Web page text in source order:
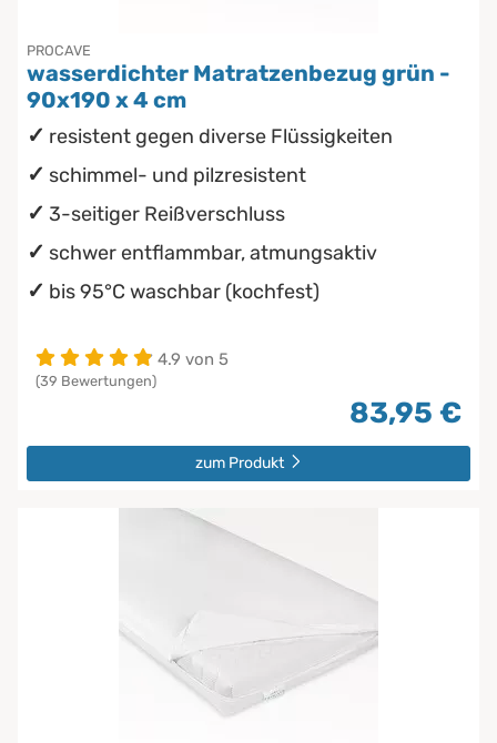
PROCAVE
wasserdichter Matratzenbezug grün -
90x190 x 4 cm
resistent gegen diverse Flüssigkeiten
schimmel- und pilzresistent
3-seitiger Reißverschluss
schwer entflammbar, atmungsaktiv
bis 95°C waschbar (kochfest)
4.9 von 5
(39 Bewertungen)
83,95 €
zum Produkt